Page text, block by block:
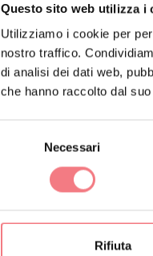
Questo sito web utilizza i
Utilizziamo i cookie per
nostro traffico.
di analisi dei dati web,
che hanno raccolto dal
Necessari
Rifiuta
A fare da